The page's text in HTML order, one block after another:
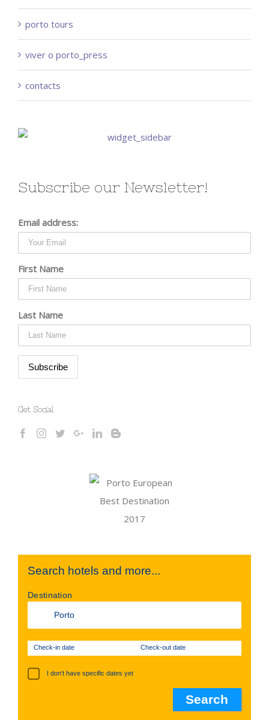
porto tours
viver o porto_press
contacts
Subscribe our Newsletter!
Email address:
First Name
Last Name
Get Social
Search hotels and more...
Destination
Check-in date Check-out date
I don't have specific dates yet